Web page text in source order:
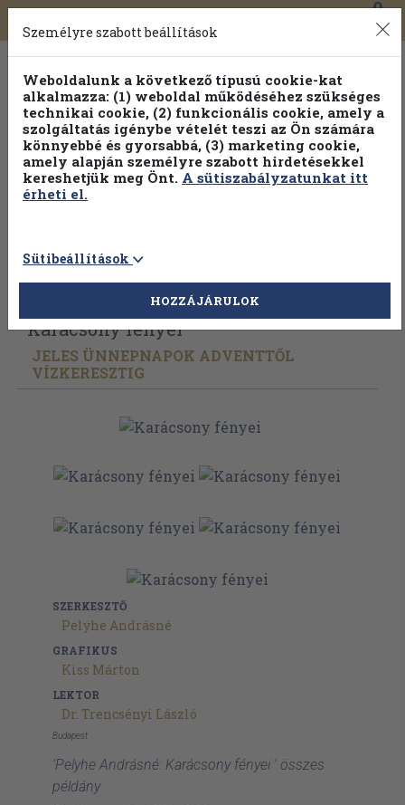
Toggle
navigation
0
Vissza az előző oldalra Válasszon példányt
Karácsony fényei
JELES ÜNNEPNAPOK ADVENTTŐL
VÍZKERESZTIG
SZERKESZTŐ
Pelyhe Andrásné
GRAFIKUS
Kiss Márton
LEKTOR
Dr. Trencsényi László
Budapest
'Pelyhe Andrásné: Karácsony fényei ' összes
példány
Személyre szabott beállítások
Weboldalunk a következő típusú cookie-kat
alkalmazza: (1) weboldal működéséhez szükséges
technikai cookie, (2) funkcionális cookie, amely a
szolgáltatás igénybe vételét teszi az Ön számára
könnyebbé és gyorsabbá, (3) marketing cookie,
amely alapján személyre szabott hirdetésekkel
kereshetjük meg Önt. A sütiszabályzatunkat itt
érheti el.
Sütibeállítások
HOZZÁJÁRULOK